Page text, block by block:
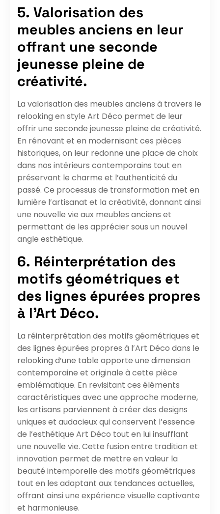
5. Valorisation des
meubles anciens en leur
offrant une seconde
jeunesse pleine de
créativité.
La valorisation des meubles anciens à travers le
relooking en style Art Déco permet de leur
offrir une seconde jeunesse pleine de créativité.
En rénovant et en modernisant ces pièces
historiques, on leur redonne une place de choix
dans nos intérieurs contemporains tout en
préservant le charme et l’authenticité du
passé. Ce processus de transformation met en
lumière l’artisanat et la créativité, donnant ainsi
une nouvelle vie aux meubles anciens et
permettant de les apprécier sous un nouvel
angle esthétique.
6. Réinterprétation des
motifs géométriques et
des lignes épurées propres
à l’Art Déco.
La réinterprétation des motifs géométriques et
des lignes épurées propres à l’Art Déco dans le
relooking d’une table apporte une dimension
contemporaine et originale à cette pièce
emblématique. En revisitant ces éléments
caractéristiques avec une approche moderne,
les artisans parviennent à créer des designs
uniques et audacieux qui conservent l’essence
de l’esthétique Art Déco tout en lui insufflant
une nouvelle vie. Cette fusion entre tradition et
innovation permet de mettre en valeur la
beauté intemporelle des motifs géométriques
tout en les adaptant aux tendances actuelles,
offrant ainsi une expérience visuelle captivante
et harmonieuse.